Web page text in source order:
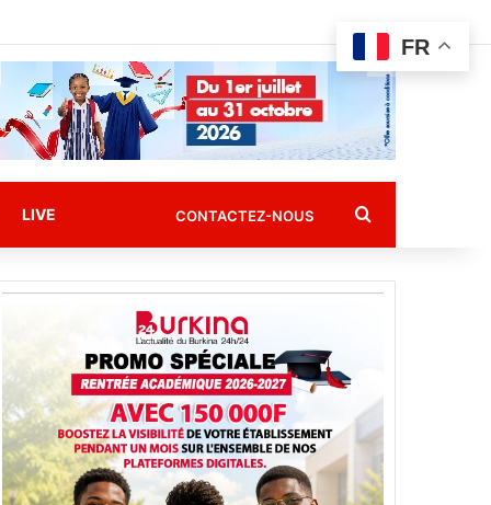
LIVE CONTACTEZ-NOUS Rechercher
FR